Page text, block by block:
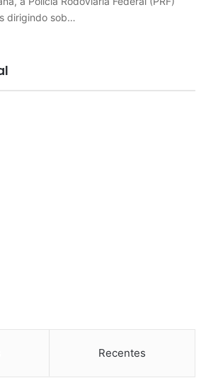
dirigindo sob…
Recentes